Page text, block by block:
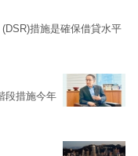
措施是確保借貸水平
段措施今年